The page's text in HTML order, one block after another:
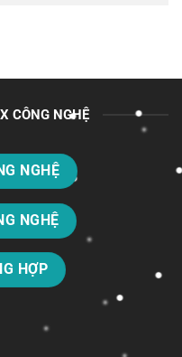
CÔNG NGHỆ
NGHỆ
NGHỆ
HỢP